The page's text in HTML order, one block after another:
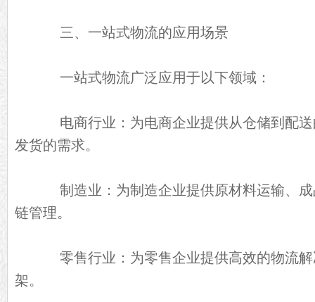
三、一站式物流的应用场景
一站式物流广泛应用于以下领域：
电商行业：为电商企业提供从仓储到配送
发货的需求。
制造业：为制造企业提供原材料运输、成
链管理。
零售行业：为零售企业提供高效的物流解
架。